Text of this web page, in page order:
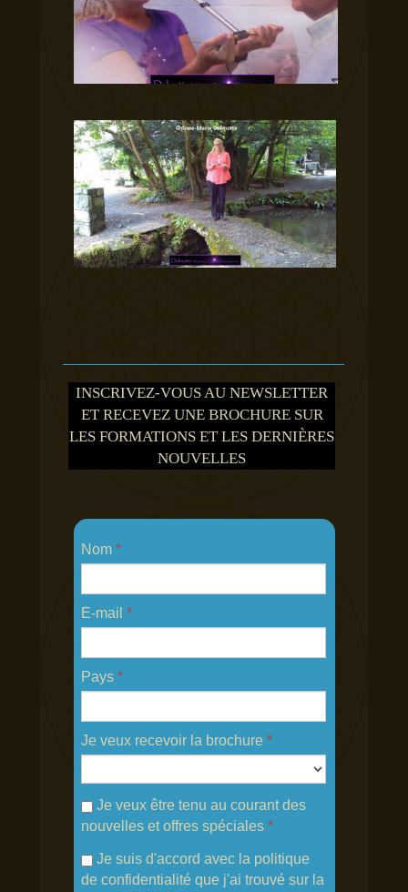
INSCRIVEZ-VOUS AU NEWSLETTER
ET RECEVEZ UNE BROCHURE SUR
LES FORMATIONS ET LES DERNIÈRES
NOUVELLES
Nom *
E-mail *
Pays *
Je veux recevoir la brochure *
Je veux être tenu au courant des
nouvelles et offres spéciales *
Je suis d'accord avec la politique
de confidentialité que j'ai trouvé sur la